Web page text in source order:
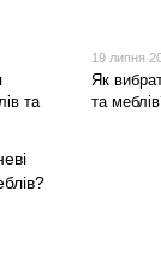
та
19 липня
Як
та